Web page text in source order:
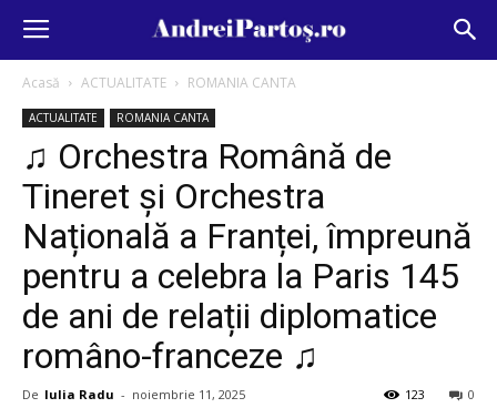
Acasă ACTUALITATE ROMANIA CANTA
ACTUALITATE ROMANIA CANTA
♫ Orchestra Română de
Tineret și Orchestra
Națională a Franței, împreună
pentru a celebra la Paris 145
de ani de relații diplomatice
româno-franceze ♫
De Iulia Radu - noiembrie 11, 2025 0
123